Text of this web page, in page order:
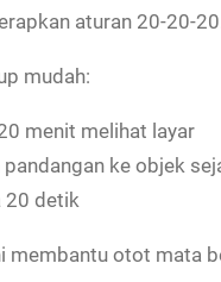
aturan 20-20-
mudah:
menit melihat layar
pandangan ke objek
20 detik
membantu otot mata